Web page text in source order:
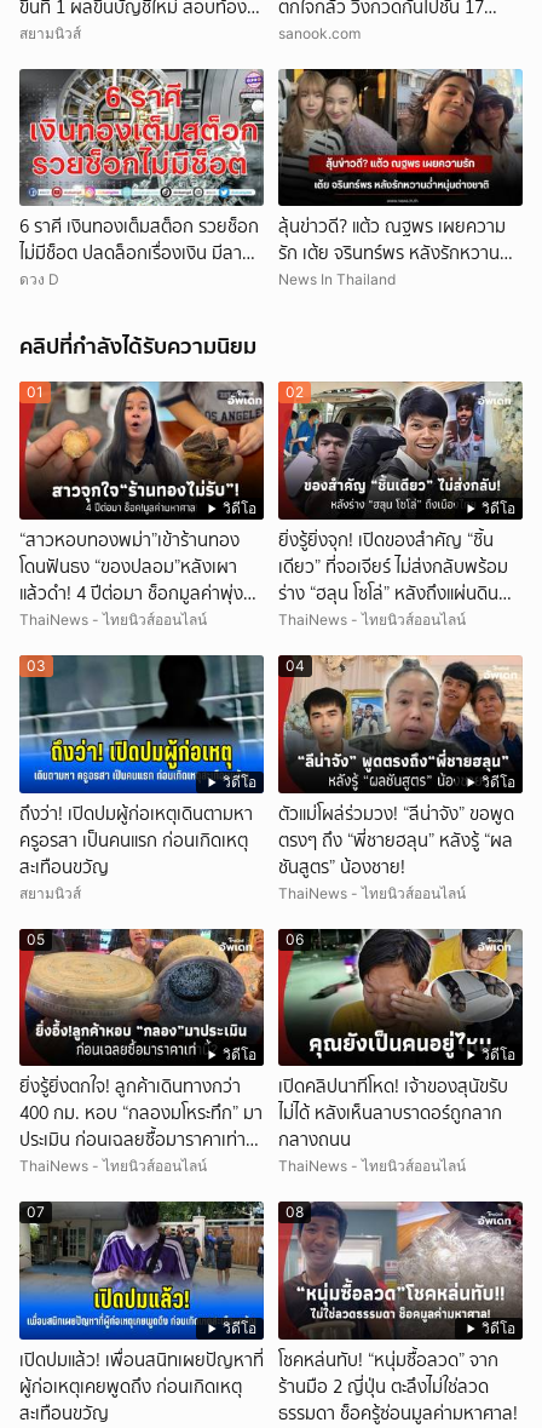
ขึ้นที่ 1 ผลขึ้นบัญชีใหม่ สอบท้อง
ถิ่น
สยามนิวส์
ตกใจกลัว วิ่งกวดกันไปชั้น 17
ตร.เผยบทสรุปคดีสุดแปลก!
sanook.com
6 ราศี เงินทองเต็มสต็อก รวยช็อก
ไม่มีช็อต ปลดล็อกเรื่องเงิน มีลาภ
ลอยจ่อคิว
ดวง D
ลุ้นข่าวดี? แต้ว ณฐพร เผยความ
รัก เต้ย จรินทร์พร หลังรักหวานฉ่ำ
หนุ่มต่างชาติ
News In Thailand
คลิปที่กำลังได้รับความนิยม
วิดีโอ
01
“สาวหอบทองพม่า”เข้าร้านทอง
โดนฟันธง “ของปลอม”หลังเผา
แล้วดำ! 4 ปีต่อมา ช็อกมูลค่าพุ่ง
มหาศาล!
ThaiNews - ไทยนิวส์ออนไลน์
วิดีโอ
02
ยิ่งรู้ยิ่งจุก! เปิดของสำคัญ “ชิ้น
เดียว” ที่จอเจียร์ ไม่ส่งกลับพร้อม
ร่าง “ฮลุน โซโล่” หลังถึงแผ่นดิน
ไทย!
ThaiNews - ไทยนิวส์ออนไลน์
วิดีโอ
03
ถึงว่า! เปิดปมผู้ก่อเหตุเดินตามหา
ครูอรสา เป็นคนแรก ก่อนเกิดเหตุ
สะเทือนขวัญ
สยามนิวส์
วิดีโอ
04
ตัวแม่โผล่ร่วมวง! “ลีน่าจัง” ขอพูด
ตรงๆ ถึง “พี่ชายฮลุน” หลังรู้ “ผล
ชันสูตร” น้องชาย!
ThaiNews - ไทยนิวส์ออนไลน์
วิดีโอ
05
ยิ่งรู้ยิ่งตกใจ! ลูกค้าเดินทางกว่า
400 กม. หอบ “กลองมโหระทึก” มา
ประเมิน ก่อนเฉลยซื้อมาราคาเท่า
ไหร่?
ThaiNews - ไทยนิวส์ออนไลน์
วิดีโอ
06
เปิดคลิปนาทีโหด! เจ้าของสุนัขรับ
ไม่ได้ หลังเห็นลาบราดอร์ถูกลาก
กลางถนน
ThaiNews - ไทยนิวส์ออนไลน์
วิดีโอ
07
เปิดปมแล้ว! เพื่อนสนิทเผยปัญหาที่
ผู้ก่อเหตุเคยพูดถึง ก่อนเกิดเหตุ
สะเทือนขวัญ
วิดีโอ
08
โชคหล่นทับ! “หนุ่มซื้อลวด” จาก
ร้านมือ 2 ญี่ปุ่น ตะลึงไม่ใช่ลวด
ธรรมดา ช็อครู้ซ่อนมูลค่ามหาศาล!